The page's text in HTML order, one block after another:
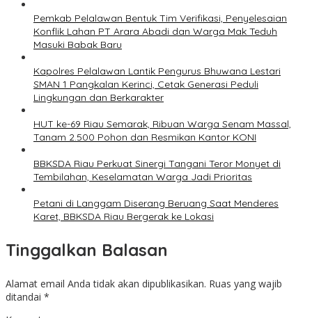
Pemkab Pelalawan Bentuk Tim Verifikasi, Penyelesaian
Konflik Lahan PT Arara Abadi dan Warga Mak Teduh
Masuki Babak Baru
Kapolres Pelalawan Lantik Pengurus Bhuwana Lestari
SMAN 1 Pangkalan Kerinci, Cetak Generasi Peduli
Lingkungan dan Berkarakter
HUT ke-69 Riau Semarak, Ribuan Warga Senam Massal,
Tanam 2.500 Pohon dan Resmikan Kantor KONI
BBKSDA Riau Perkuat Sinergi Tangani Teror Monyet di
Tembilahan, Keselamatan Warga Jadi Prioritas
Petani di Langgam Diserang Beruang Saat Menderes
Karet, BBKSDA Riau Bergerak ke Lokasi
Tinggalkan Balasan
Alamat email Anda tidak akan dipublikasikan. Ruas yang wajib
ditandai *